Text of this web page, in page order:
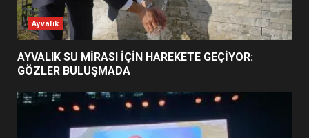
2
ESA 2026’DA TÜRK BAHARATI
NEYİ TEMSİL ETTİ?
EİB’DE KRİTİK ATAMA:
SÜRDÜRÜLEBİLİRLİKTE NE
DEĞİŞECEK?
Ayvalık
AYVALIK SU MİRASI İÇİN HAREKETE GEÇİYOR:
GÖZLER BULUŞMADA